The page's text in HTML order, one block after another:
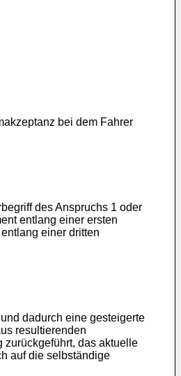
bei dem Fahrer
des Anspruchs 1 oder
entlang einer ersten
einer dritten
dadurch eine gesteigerte
resultierenden
zurückgeführt, das aktuelle
auf die selbständige